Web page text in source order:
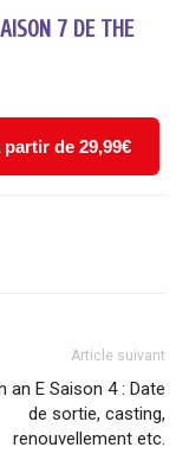
7 DE THE
de 29,99€
Article suivant
an E Saison 4 : Date
de sortie, casting,
renouvellement etc.